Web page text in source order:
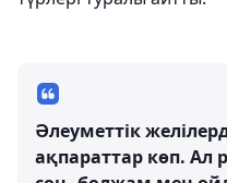
Әлеуметтік
ақпараттар көп. Ал